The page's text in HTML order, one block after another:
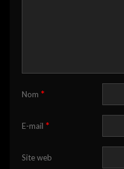
Nom *
E-mail *
Site web